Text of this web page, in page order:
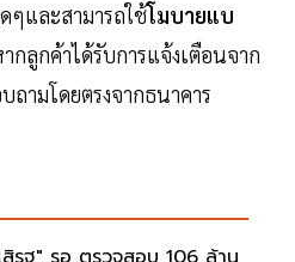
ๆและสามารถใช้โมบายแบ
ลูกค้าได้รับการแจ้งเตือนจาก
ามโดยตรงจากธนาคาร